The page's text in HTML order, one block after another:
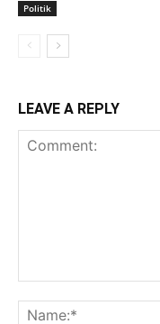
Politik
LEAVE A REPLY